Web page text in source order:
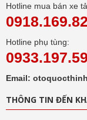
Hotline mua bán xe
Hotline phụ tùng:
Email:
THÔNG TIN ĐẾN